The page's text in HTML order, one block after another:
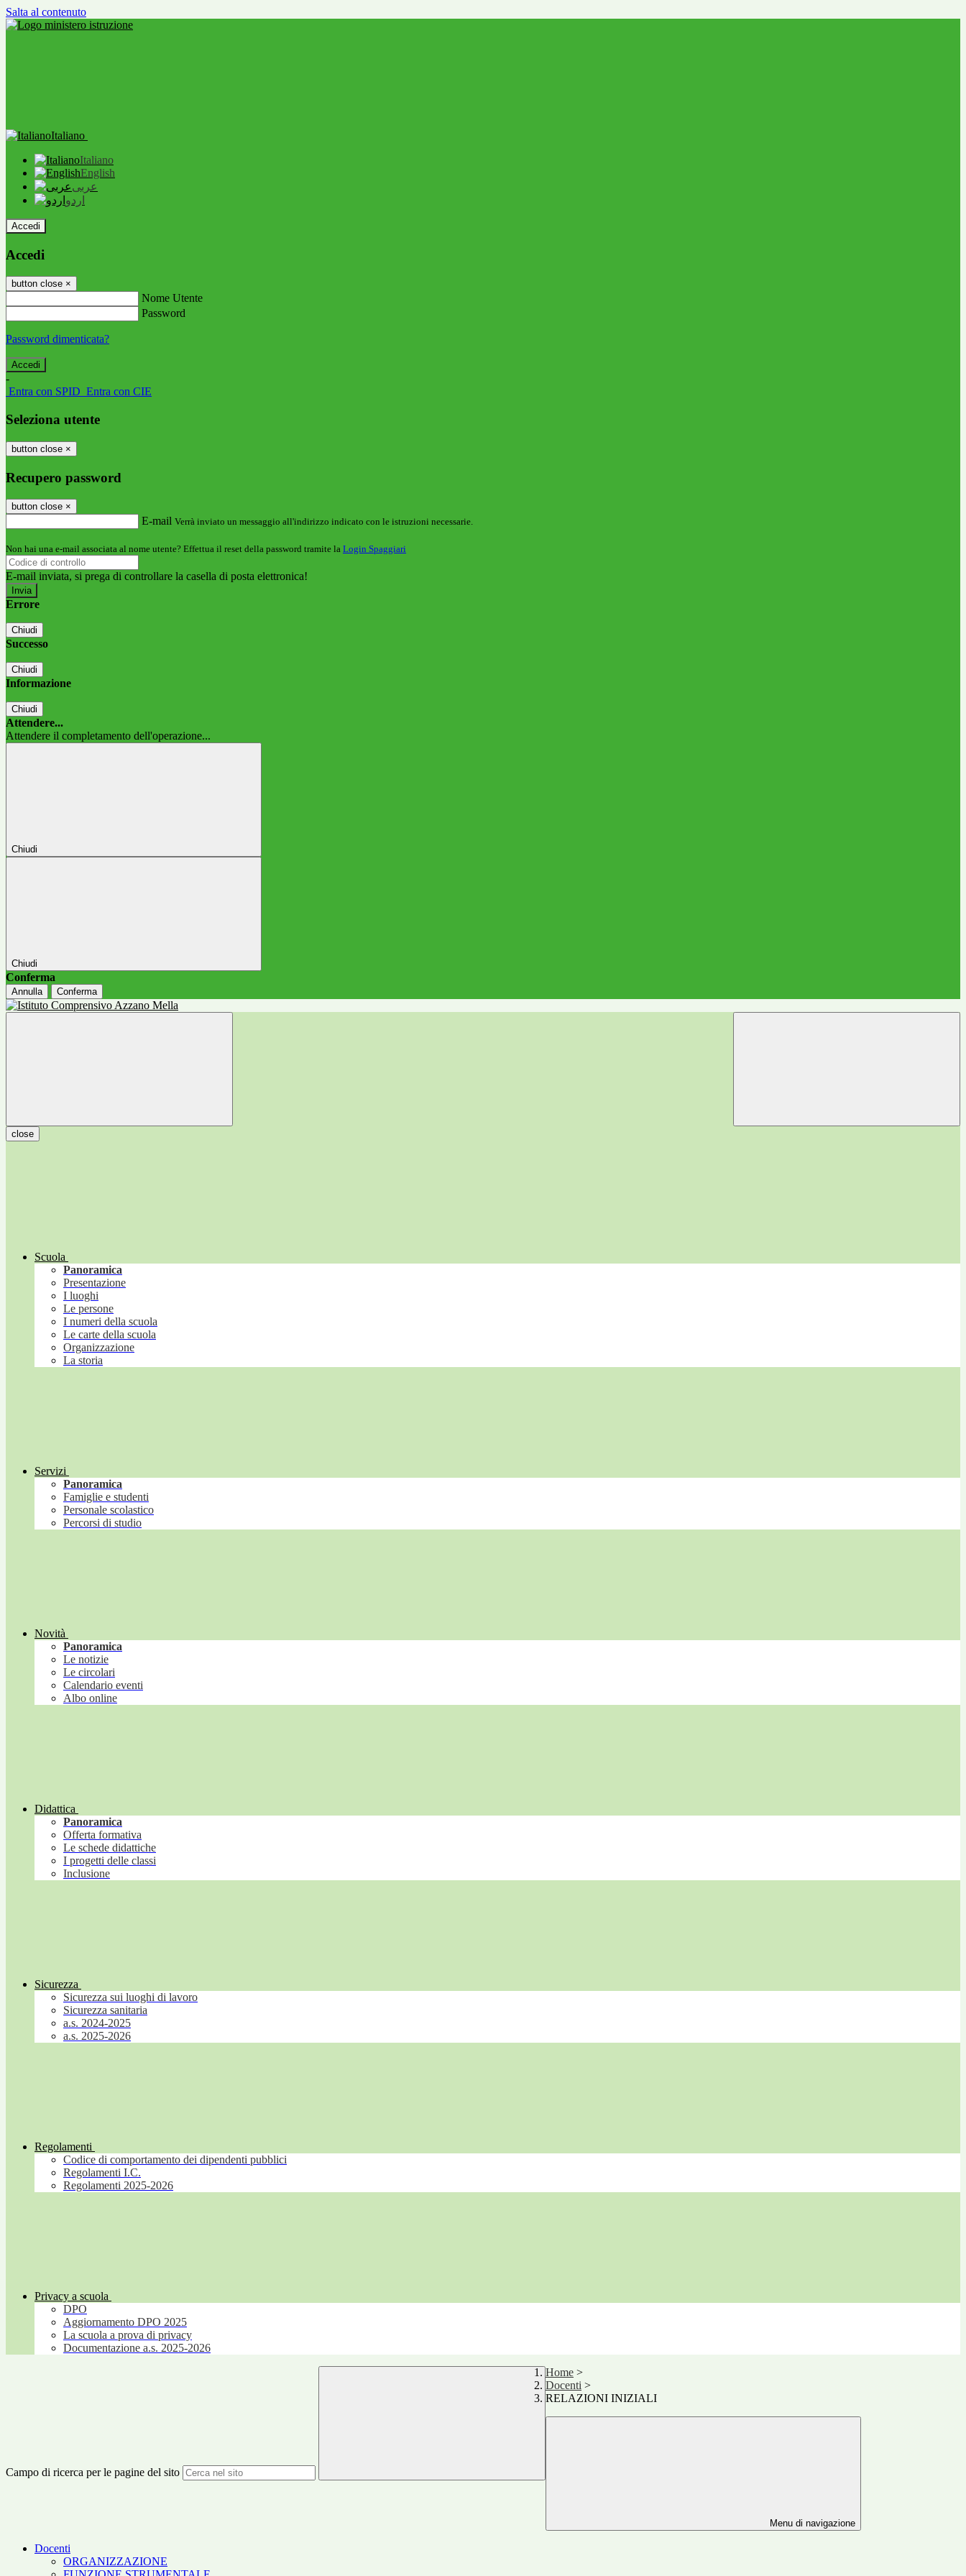
Salta al contenuto
Italiano
Italiano
English
عربى
اردو
Accedi
Accedi
button close ×
Nome Utente
Password
Password dimenticata?
-
Entra con SPID Entra con CIE
Seleziona utente
button close ×
Recupero password
button close ×
E-mail Verrà inviato un messaggio all'indirizzo indicato con le istruzioni necessarie.
Non hai una e-mail associata al nome utente? Effettua il reset della password tramite la Login Spaggiari
E-mail inviata, si prega di controllare la casella di posta elettronica!
Errore
Chiudi
Successo
Chiudi
Informazione
Chiudi
Attendere...
Attendere il completamento dell'operazione...
Chiudi
Chiudi
Conferma
Annulla Conferma
close
Scuola
Panoramica
Presentazione
I luoghi
Le persone
I numeri della scuola
Le carte della scuola
Organizzazione
La storia
Servizi
Panoramica
Famiglie e studenti
Personale scolastico
Percorsi di studio
Novità
Panoramica
Le notizie
Le circolari
Calendario eventi
Albo online
Didattica
Panoramica
Offerta formativa
Le schede didattiche
I progetti delle classi
Inclusione
Sicurezza
Sicurezza sui luoghi di lavoro
Sicurezza sanitaria
a.s. 2024-2025
a.s. 2025-2026
Regolamenti
Codice di comportamento dei dipendenti pubblici
Regolamenti I.C.
Regolamenti 2025-2026
Privacy a scuola
DPO
Aggiornamento DPO 2025
La scuola a prova di privacy
Documentazione a.s. 2025-2026
Campo di ricerca per le pagine del sito
Home >
Docenti >
RELAZIONI INIZIALI
Menu di navigazione
Docenti
ORGANIZZAZIONE